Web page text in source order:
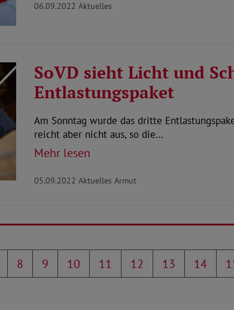
06.09.2022 Aktuelles
SoVD sieht Licht und
Entlastungspaket
Am Sonntag wurde das dritte
reicht aber nicht aus, so die…
Mehr lesen
05.09.2022 Aktuelles Armut
8 9 10 11 12 13 14